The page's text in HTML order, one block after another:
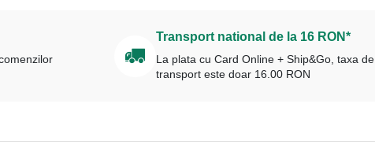
Transport national de la 16 RON*
La plata cu Card Online + Ship&Go, taxa de
transport este doar 16.00 RON